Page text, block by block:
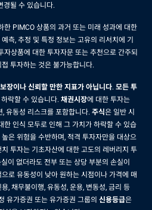
경될 수 있습니다.
한 PIMCO 상품의 과거 또는 미래 성과에 대한
측, 추정 및 특정 정보는 고유의 리서치에 기
자상품에 대한 투자자문 또는 추천으로 간주되
투자하는 것은 불가능합니다.
장이나 신뢰할 만한 지표가 아닙니다. 모든 투
락할 수 있습니다. 채권시장에 대한 투자는
, 유동성 리스크를 포함합니다. 주식은 일반 시
한 인식 모두로 인해 그 가치가 하락할 수 있습
높은 위험을 수반하며, 적격 투자자만을 대상으
투자는 기초자산에 대한 고도의 레버리지 투
이 없더라도 전부 또는 상당 부분의 손실이
로 유동성이 낮아 원하는 시점이나 가격에 매
, 채무불이행, 유동성, 운용, 변동성, 금리 등
유가증권 또는 유가증권 그룹의 신용등급은